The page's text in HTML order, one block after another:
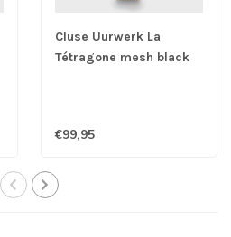
Cluse Uurwerk La
Tétragone mesh black
€99,95